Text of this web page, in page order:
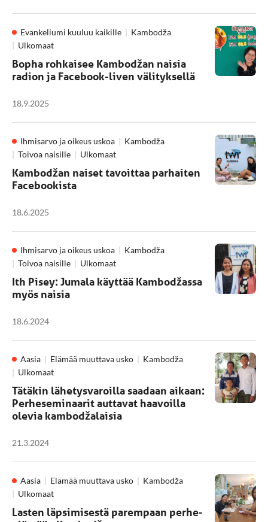
Evankeliumi kuuluu kaikille
Kambodža
Ulkomaat
Bopha rohkaisee Kambodžan naisia
radion ja Facebook-liven välityksellä
18.9.2025
Ihmisarvo ja oikeus uskoa
Kambodža
Toivoa naisille
Ulkomaat
Kambodžan naiset tavoittaa parhaiten
Facebookista
18.6.2025
Ihmisarvo ja oikeus uskoa
Kambodža
Toivoa naisille
Ulkomaat
Ith Pisey: Jumala käyttää Kambodžassa
myös naisia
18.6.2024
Aasia Elämää muuttava usko
Kambodža
Ulkomaat
Tätäkin lähetysvaroilla saadaan aikaan:
Perheseminaarit auttavat haavoilla
olevia kambodžalaisia
21.3.2024
Aasia Elämää muuttava usko
Kambodža
Ulkomaat
Lasten läpsimisestä parempaan perhe-